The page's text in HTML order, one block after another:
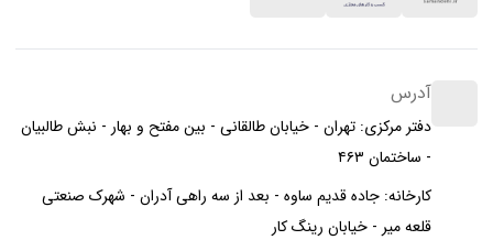
آدرس
دفتر مرکزی: تهران - خیابان طالقانی - بین مفتح و بهار - نبش طالبیان
- ساختمان ۴۶۳
کارخانه: جاده قدیم ساوه - بعد از سه راهی آدران - شهرک صنعتی
قلعه میر - خیابان رینگ کار